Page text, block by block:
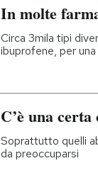
In molte
Circa 3mila tipi
ibuprofene, per
C’è una
Soprattutto quelli
da preoccuparsi